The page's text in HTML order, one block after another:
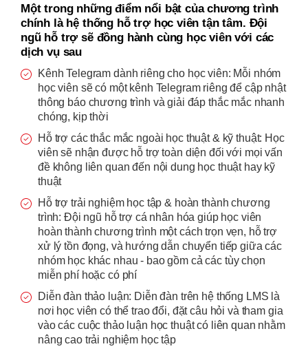
Một trong những điểm nổi bật của chương trình
chính là hệ thống hỗ trợ học viên tận tâm. Đội
ngũ hỗ trợ sẽ đồng hành cùng học viên với các
dịch vụ sau
Kênh Telegram dành riêng cho học viên: Mỗi nhóm
học viên sẽ có một kênh Telegram riêng để cập nhật
thông báo chương trình và giải đáp thắc mắc nhanh
chóng, kịp thời
Hỗ trợ các thắc mắc ngoài học thuật & kỹ thuật: Học
viên sẽ nhận được hỗ trợ toàn diện đối với mọi vấn
đề không liên quan đến nội dung học thuật hay kỹ
thuật
Hỗ trợ trải nghiệm học tập & hoàn thành chương
trình: Đội ngũ hỗ trợ cá nhân hóa giúp học viên
hoàn thành chương trình một cách trọn vẹn, hỗ trợ
xử lý tồn đọng, và hướng dẫn chuyển tiếp giữa các
nhóm học khác nhau - bao gồm cả các tùy chọn
miễn phí hoặc có phí
Diễn đàn thảo luận: Diễn đàn trên hệ thống LMS là
nơi học viên có thể trao đổi, đặt câu hỏi và tham gia
vào các cuộc thảo luận học thuật có liên quan nhằm
nâng cao trải nghiệm học tập